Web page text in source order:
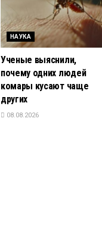
НАУКА
Ученые выяснили,
почему одних людей
комары кусают чаще
других
08.08.2026